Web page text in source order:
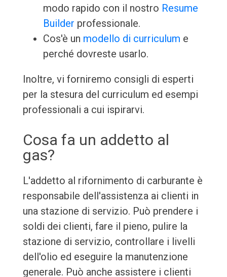
modo rapido con il nostro Resume
Builder professionale.
Cos'è un modello di curriculum e
perché dovreste usarlo.
Inoltre, vi forniremo consigli di esperti
per la stesura del curriculum ed esempi
professionali a cui ispirarvi.
Cosa fa un addetto al
gas?
L'addetto al rifornimento di carburante è
responsabile dell'assistenza ai clienti in
una stazione di servizio. Può prendere i
soldi dei clienti, fare il pieno, pulire la
stazione di servizio, controllare i livelli
dell'olio ed eseguire la manutenzione
generale. Può anche assistere i clienti